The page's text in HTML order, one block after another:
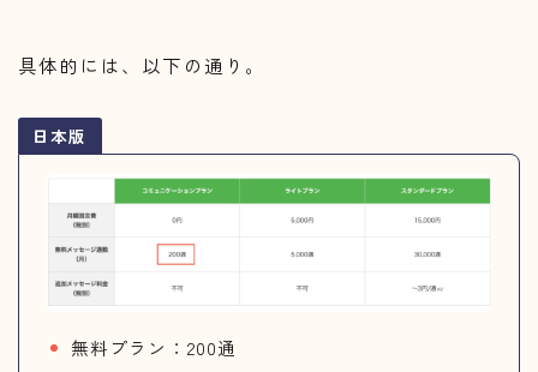
具体的には、以下の通り。
日本版
無料プラン：200通